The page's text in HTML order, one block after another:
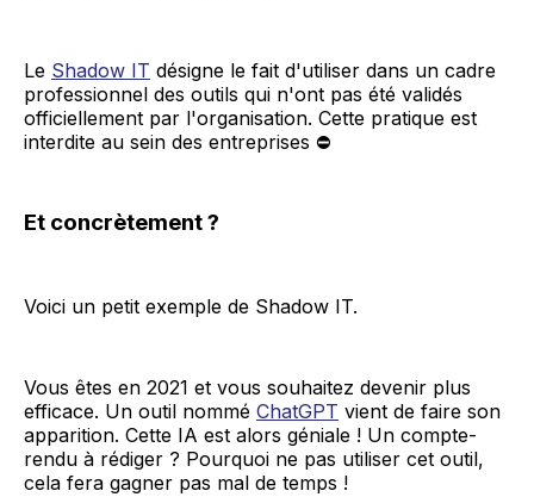
Le Shadow IT désigne le fait d'utiliser dans un cadre
professionnel des outils qui n'ont pas été validés
officiellement par l'organisation. Cette pratique est
interdite au sein des entreprises ⛔
Et concrètement ?
Voici un petit exemple de Shadow IT.
Vous êtes en 2021 et vous souhaitez devenir plus
efficace. Un outil nommé ChatGPT vient de faire son
apparition. Cette IA est alors géniale ! Un compte-
rendu à rédiger ? Pourquoi ne pas utiliser cet outil,
cela fera gagner pas mal de temps !